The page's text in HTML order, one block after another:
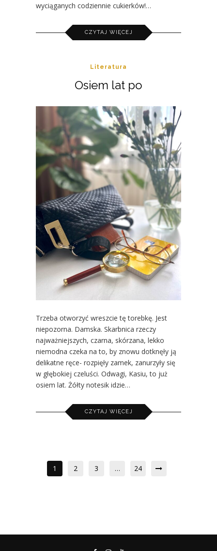
wyciąganych codziennie cukierków!…
CZYTAJ WIĘCEJ
Literatura
Osiem lat po
Trzeba otworzyć wreszcie tę torebkę. Jest
niepozorna. Damska. Skarbnica rzeczy
najważniejszych, czarna, skórzana, lekko
niemodna czeka na to, by znowu dotknęły ją
delikatne ręce- rozpięły zamek, zanurzyły się
w głębokiej czeluści. Odwagi, Kasiu, to już
osiem lat. Żółty notesik idzie…
CZYTAJ WIĘCEJ
1 2 3 … 24